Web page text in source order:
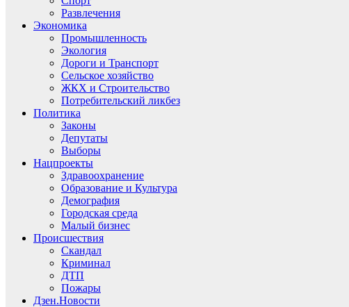
Развлечения
Экономика
Промышленность
Экология
Дороги и Транспорт
Сельское хозяйство
ЖКХ и Строительство
Потребительский ликбез
Политика
Законы
Депутаты
Выборы
Нацпроекты
Здравоохранение
Образование и Культура
Демография
Городская среда
Малый бизнес
Происшествия
Скандал
Криминал
ДТП
Пожары
Дзен.Новости